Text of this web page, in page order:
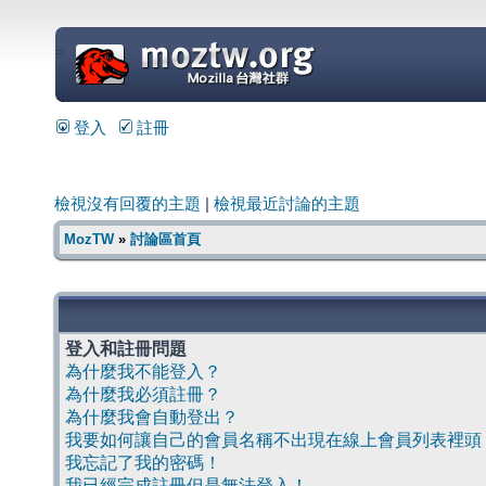
=
登入 註冊
檢視沒有回覆的主題 檢視最近討論的主題
MozTW» 討論區首頁
登入和註冊問題
為什麼我不能登入？
為什麼我必須註冊？
為什麼我會自動登出？
我要如何讓自己的會員名稱不出現在線上會員列表裡頭
我忘記了我的密碼！